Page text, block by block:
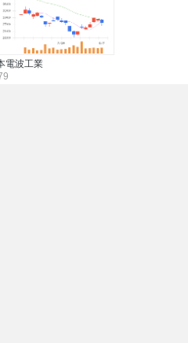
電波工業